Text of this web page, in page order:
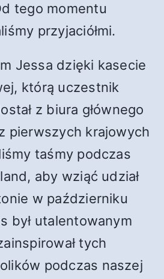
tego momentu
przyjaciółmi.
Jessa dzięki kasecie
którą uczestnik
z biura głównego
pierwszych krajowych
taśmy podczas
aby wziąć udział
w październiku
był utalentowanym
tych
podczas naszej